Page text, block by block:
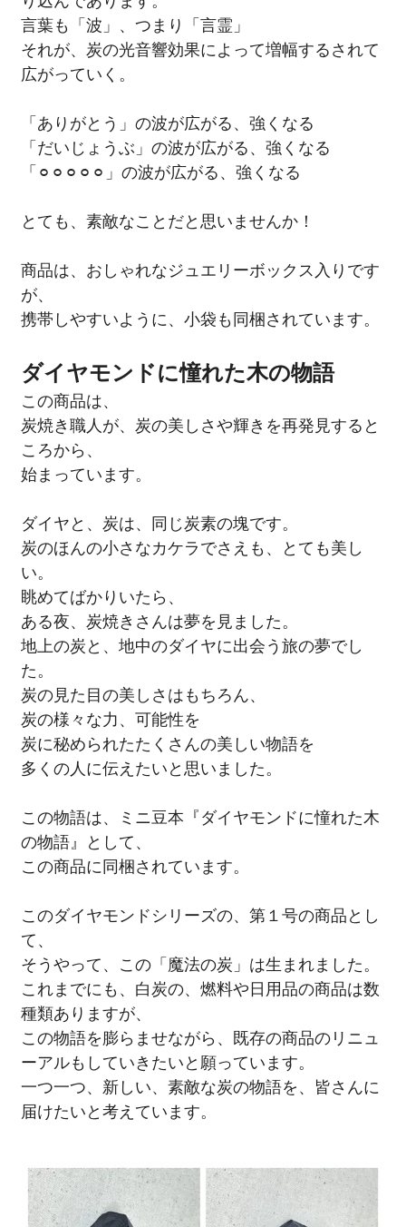
言葉も「波」、つまり「言霊」
それが、炭の光音響効果によって増幅するされて
広がっていく。
「ありがとう」の波が広がる、強くなる
「だいじょうぶ」の波が広がる、強くなる
「⚪︎⚪︎⚪︎⚪︎⚪︎」の波が広がる、強くなる
とても、素敵なことだと思いませんか！
商品は、おしゃれなジュエリーボックス入りです
が、
携帯しやすいように、小袋も同梱されています。
ダイヤモンドに憧れた木の物語
この商品は、
炭焼き職人が、炭の美しさや輝きを再発見すると
ころから、
始まっています。
ダイヤと、炭は、同じ炭素の塊です。
炭のほんの小さなカケラでさえも、とても美し
い。
眺めてばかりいたら、
ある夜、炭焼きさんは夢を見ました。
地上の炭と、地中のダイヤに出会う旅の夢でし
た。
炭の見た目の美しさはもちろん、
炭の様々な力、可能性を
炭に秘められたたくさんの美しい物語を
多くの人に伝えたいと思いました。
この物語は、ミニ豆本『ダイヤモンドに憧れた木
の物語』として、
この商品に同梱されています。
このダイヤモンドシリーズの、第１号の商品とし
て、
そうやって、この「魔法の炭」は生まれました。
これまでにも、白炭の、燃料や日用品の商品は数
種類ありますが、
この物語を膨らませながら、既存の商品のリニュ
ーアルもしていきたいと願っています。
一つ一つ、新しい、素敵な炭の物語を、皆さんに
届けたいと考えています。